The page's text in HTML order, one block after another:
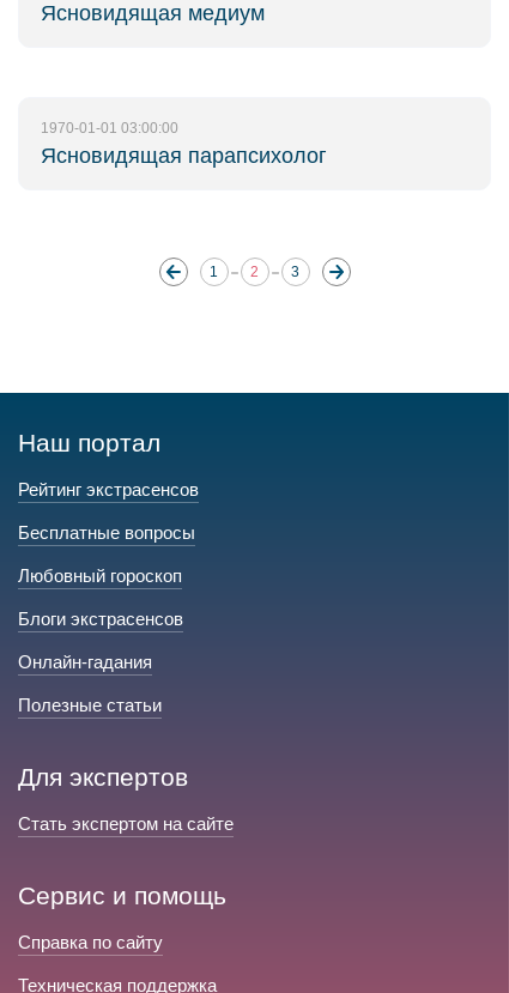
Ясновидящая медиум
1970-01-01 03:00:00
Ясновидящая парапсихолог
1 2 3
Наш портал
Рейтинг экстрасенсов
Бесплатные вопросы
Любовный гороскоп
Блоги экстрасенсов
Онлайн-гадания
Полезные статьи
Для экспертов
Стать экспертом на сайте
Сервис и помощь
Справка по сайту
Техническая поддержка